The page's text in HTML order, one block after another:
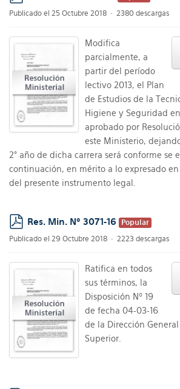
pdf
Publicado el 25 Octubre 2018
2380 descargas
Modifica
parcialmente, a
partir del período
lectivo 2013, el Plan
de Estudios de la
Higiene y Seguridad
aprobado por
este Ministerio,
2° año de dicha carrera será conforme se
continuación, en mérito a lo expresado
del presente instrumento legal.
pdf
Res. Min. Nº 3071-16
Popular
Publicado el 29 Octubre 2018
2223 descargas
Ratifica en todos
sus términos, la
Disposición Nº 19
de fecha 04-03-16
de la Dirección
Superior.